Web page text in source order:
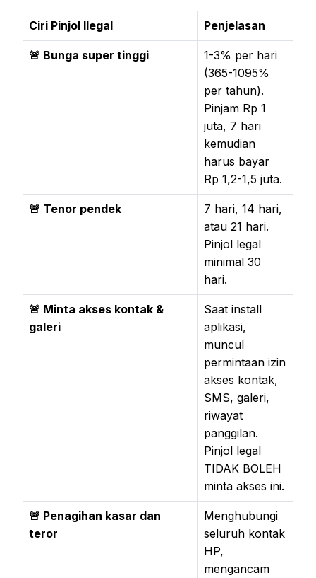
Ciri Pinjol Ilegal Penjelasan
🚨 Bunga super tinggi
1-3% per hari
(365-1095%
per tahun).
Pinjam Rp 1
juta, 7 hari
kemudian
harus bayar
Rp 1,2-1,5 juta.
🚨 Tenor pendek
7 hari, 14 hari,
atau 21 hari.
Pinjol legal
minimal 30
hari.
🚨 Minta akses kontak &
galeri
Saat install
aplikasi,
muncul
permintaan izin
akses kontak,
SMS, galeri,
riwayat
panggilan.
Pinjol legal
TIDAK BOLEH
minta akses ini.
🚨 Penagihan kasar dan
teror
Menghubungi
seluruh kontak
HP,
mengancam